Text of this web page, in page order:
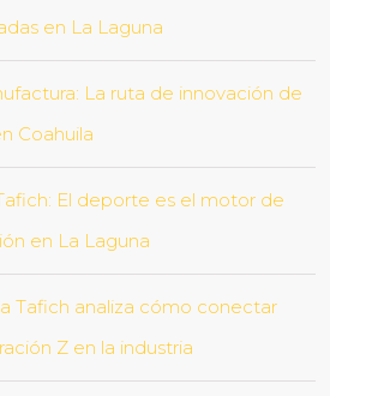
en La Laguna
La ruta de innovación de
Coahuila
El deporte es el motor de
en La Laguna
Tafich analiza cómo conectar
Z en la industria